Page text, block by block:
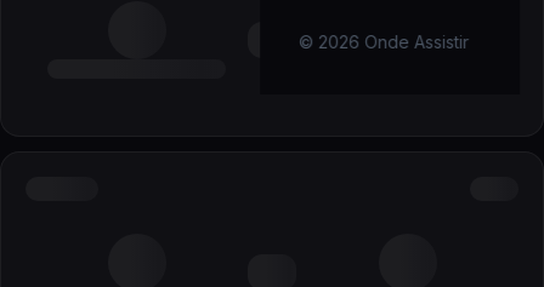
© 2026 Onde Assistir